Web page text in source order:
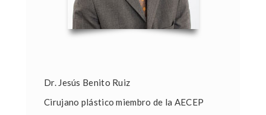
Dr. Jesús Benito Ruiz
Cirujano plástico miembro de la AECEP